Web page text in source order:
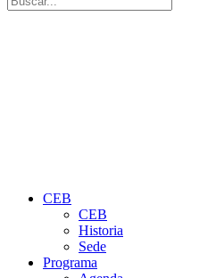
CEB
CEB
Historia
Sede
Programa